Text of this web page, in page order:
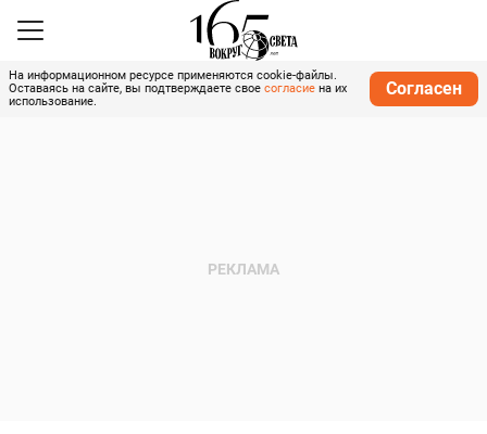
На информационном ресурсе применяются cookie-файлы.
Оставаясь на сайте, вы подтверждаете свое согласие на их
использование.
Согласен